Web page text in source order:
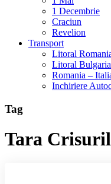
1 Decembrie
Craciun
Revelion
Transport
Litoral
Litoral Bulgaria
Romania –
Inchiriere
Tag
Tara